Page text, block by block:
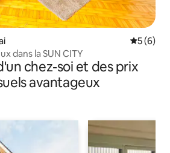
Note
5 (6)
dans la SUN CITY
chez-soi et des prix
avantageux